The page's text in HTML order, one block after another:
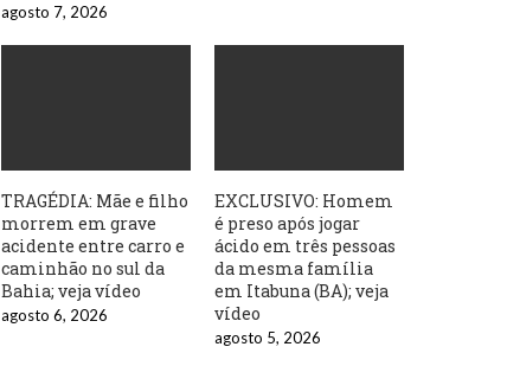
agosto 7, 2026
TRAGÉDIA: Mãe e filho
morrem em grave
acidente entre carro e
caminhão no sul da
Bahia; veja vídeo
agosto 6, 2026
EXCLUSIVO: Homem
é preso após jogar
ácido em três pessoas
da mesma família
em Itabuna (BA); veja
vídeo
agosto 5, 2026